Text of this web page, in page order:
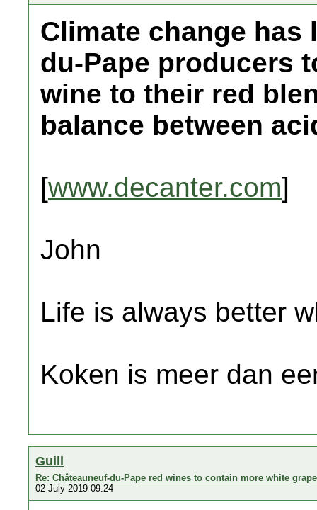
Climate change has
du-Pape producers
wine to their red
balance between
[www.decanter.com]
John
Life is always better
Koken is meer dan
Guill
Re: Châteauneuf-du-Pape red wines to contain more white
02 July 2019 09:24